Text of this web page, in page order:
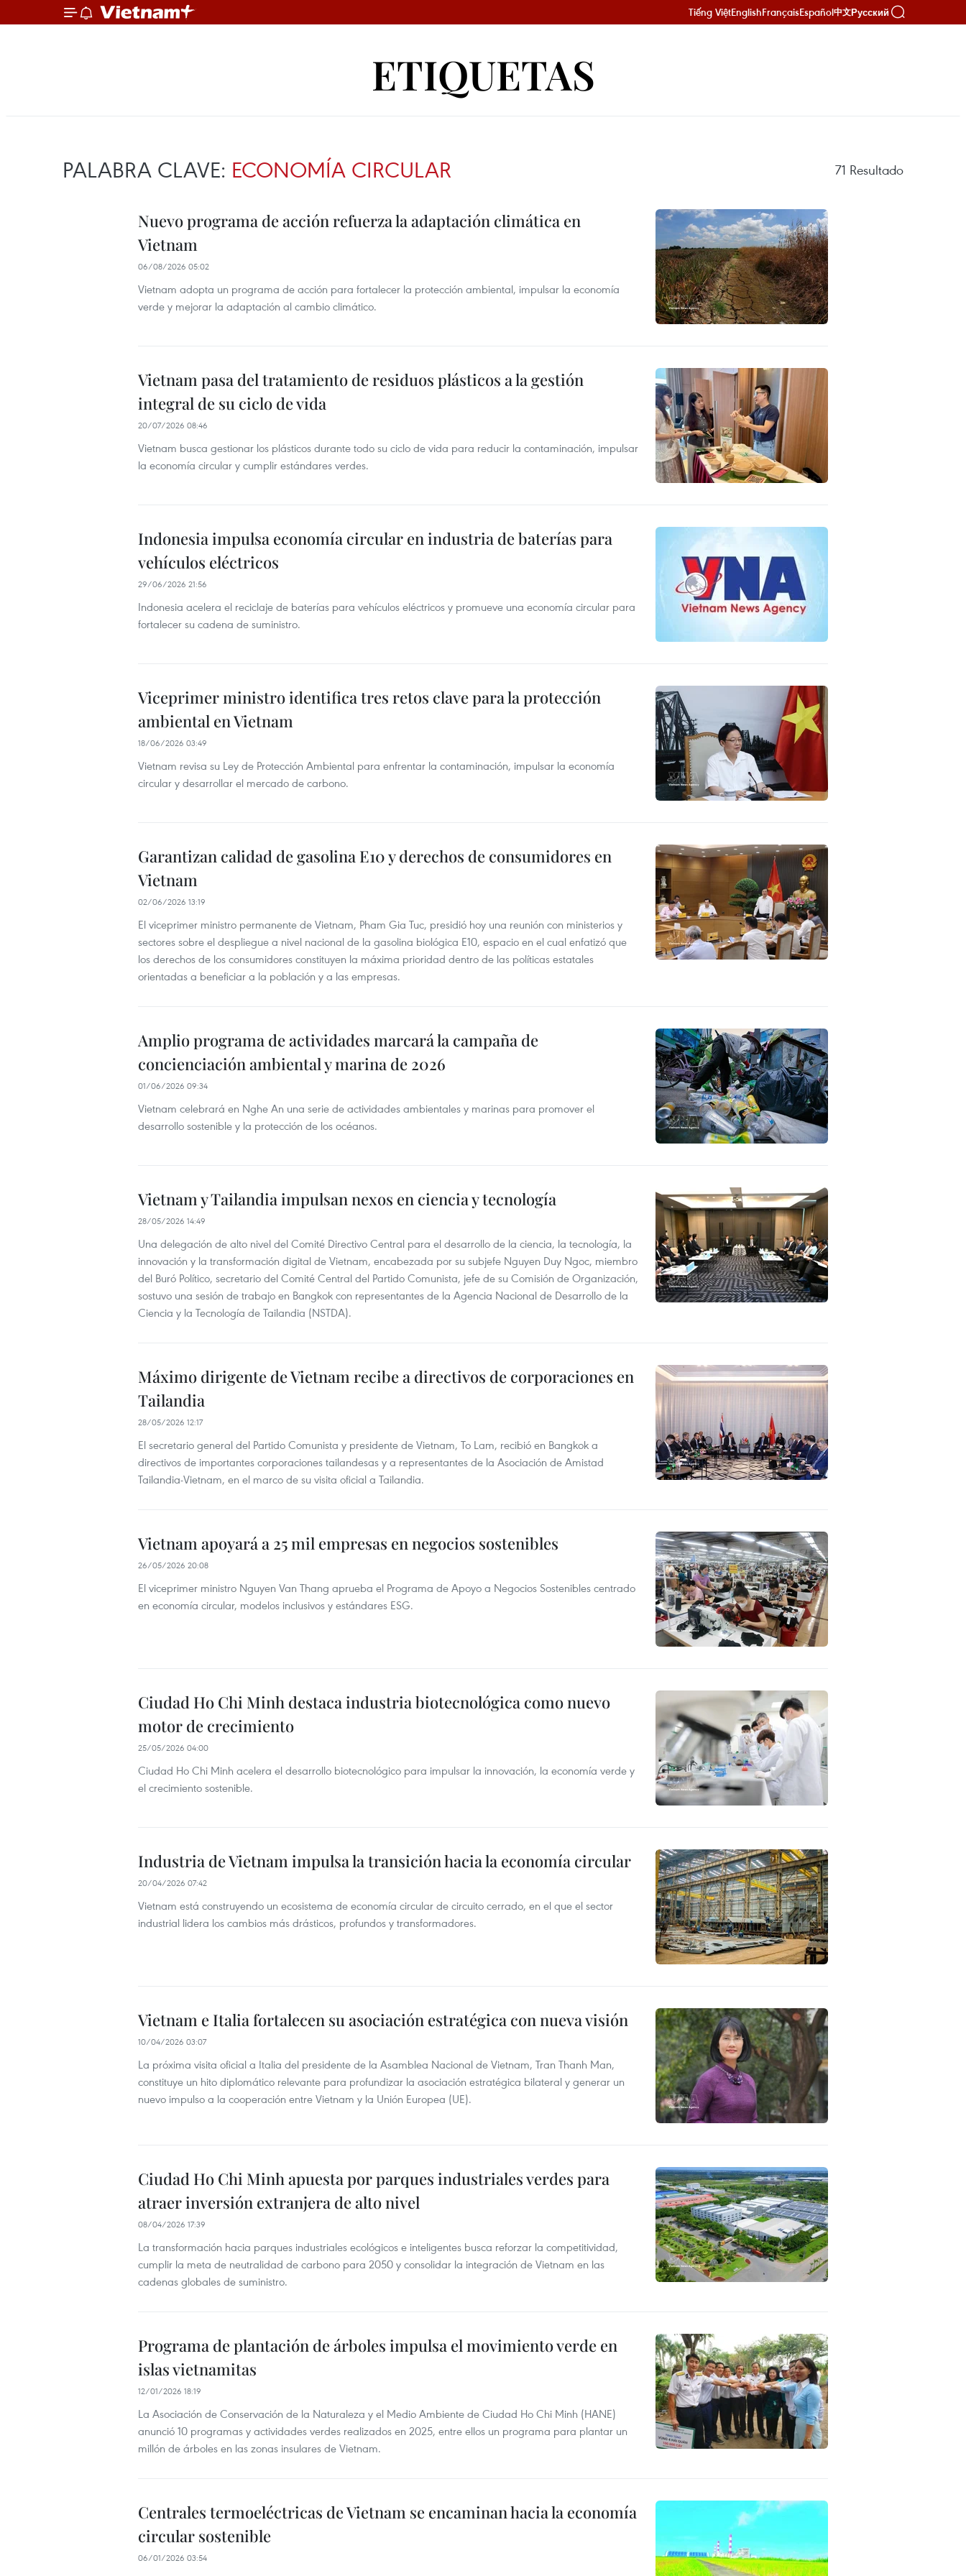
Tiếng ViệtEnglishFrançaisEspañol中文Русский
ETIQUETAS
PALABRA CLAVE: ECONOMÍA CIRCULAR 71 Resultado
Nuevo programa de acción refuerza la adaptación climática en
Vietnam
06/08/2026 05:02
Vietnam adopta un programa de acción para fortalecer la protección ambiental, impulsar la economía
verde y mejorar la adaptación al cambio climático.
Vietnam pasa del tratamiento de residuos plásticos a la gestión
integral de su ciclo de vida
20/07/2026 08:46
Vietnam busca gestionar los plásticos durante todo su ciclo de vida para reducir la contaminación, impulsar
la economía circular y cumplir estándares verdes.
Indonesia impulsa economía circular en industria de baterías para
vehículos eléctricos
29/06/2026 21:56
Indonesia acelera el reciclaje de baterías para vehículos eléctricos y promueve una economía circular para
fortalecer su cadena de suministro.
Viceprimer ministro identifica tres retos clave para la protección
ambiental en Vietnam
18/06/2026 03:49
Vietnam revisa su Ley de Protección Ambiental para enfrentar la contaminación, impulsar la economía
circular y desarrollar el mercado de carbono.
Garantizan calidad de gasolina E10 y derechos de consumidores en
Vietnam
02/06/2026 13:19
El viceprimer ministro permanente de Vietnam, Pham Gia Tuc, presidió hoy una reunión con ministerios y
sectores sobre el despliegue a nivel nacional de la gasolina biológica E10, espacio en el cual enfatizó que
los derechos de los consumidores constituyen la máxima prioridad dentro de las políticas estatales
orientadas a beneficiar a la población y a las empresas.
Amplio programa de actividades marcará la campaña de
concienciación ambiental y marina de 2026
01/06/2026 09:34
Vietnam celebrará en Nghe An una serie de actividades ambientales y marinas para promover el
desarrollo sostenible y la protección de los océanos.
Vietnam y Tailandia impulsan nexos en ciencia y tecnología
28/05/2026 14:49
Una delegación de alto nivel del Comité Directivo Central para el desarrollo de la ciencia, la tecnología, la
innovación y la transformación digital de Vietnam, encabezada por su subjefe Nguyen Duy Ngoc, miembro
del Buró Político, secretario del Comité Central del Partido Comunista, jefe de su Comisión de Organización,
sostuvo una sesión de trabajo en Bangkok con representantes de la Agencia Nacional de Desarrollo de la
Ciencia y la Tecnología de Tailandia (NSTDA).
Máximo dirigente de Vietnam recibe a directivos de corporaciones en
Tailandia
28/05/2026 12:17
El secretario general del Partido Comunista y presidente de Vietnam, To Lam, recibió en Bangkok a
directivos de importantes corporaciones tailandesas y a representantes de la Asociación de Amistad
Tailandia-Vietnam, en el marco de su visita oficial a Tailandia.
Vietnam apoyará a 25 mil empresas en negocios sostenibles
26/05/2026 20:08
El viceprimer ministro Nguyen Van Thang aprueba el Programa de Apoyo a Negocios Sostenibles centrado
en economía circular, modelos inclusivos y estándares ESG.
Ciudad Ho Chi Minh destaca industria biotecnológica como nuevo
motor de crecimiento
25/05/2026 04:00
Ciudad Ho Chi Minh acelera el desarrollo biotecnológico para impulsar la innovación, la economía verde y
el crecimiento sostenible.
Industria de Vietnam impulsa la transición hacia la economía circular
20/04/2026 07:42
Vietnam está construyendo un ecosistema de economía circular de circuito cerrado, en el que el sector
industrial lidera los cambios más drásticos, profundos y transformadores.
Vietnam e Italia fortalecen su asociación estratégica con nueva visión
10/04/2026 03:07
La próxima visita oficial a Italia del presidente de la Asamblea Nacional de Vietnam, Tran Thanh Man,
constituye un hito diplomático relevante para profundizar la asociación estratégica bilateral y generar un
nuevo impulso a la cooperación entre Vietnam y la Unión Europea (UE).
Ciudad Ho Chi Minh apuesta por parques industriales verdes para
atraer inversión extranjera de alto nivel
08/04/2026 17:39
La transformación hacia parques industriales ecológicos e inteligentes busca reforzar la competitividad,
cumplir la meta de neutralidad de carbono para 2050 y consolidar la integración de Vietnam en las
cadenas globales de suministro.
Programa de plantación de árboles impulsa el movimiento verde en
islas vietnamitas
12/01/2026 18:19
La Asociación de Conservación de la Naturaleza y el Medio Ambiente de Ciudad Ho Chi Minh (HANE)
anunció 10 programas y actividades verdes realizados en 2025, entre ellos un programa para plantar un
millón de árboles en las zonas insulares de Vietnam.
Centrales termoeléctricas de Vietnam se encaminan hacia la economía
circular sostenible
06/01/2026 03:54